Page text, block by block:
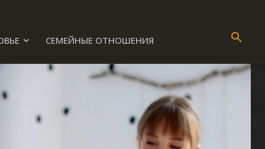
СЕМЕЙНЫЕ ОТНОШЕНИЯ